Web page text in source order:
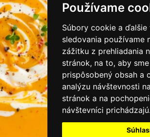
Používame
Súbory cookie a
sledovania používame
zážitku z prehliadania
stránok, na to, aby
prispôsobený obsah a
analýzu návštevnosti
stránok a na
návštevníci prichádzajú.
PRIHLÁSIŤ SA DO
Všeobecné
Ochrana osobných
Cookies
Moje KamNaMenu